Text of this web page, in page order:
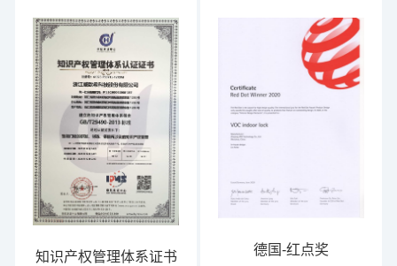
知识产权管理体系证书 德国-红点奖